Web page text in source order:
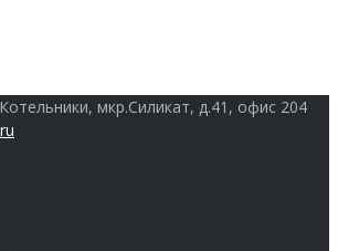
мкр.Силикат, д.41, офис 204